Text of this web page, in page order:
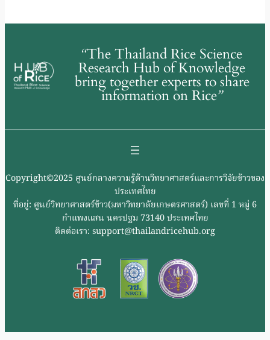
“The Thailand Rice Science
Research Hub of Knowledge
bring together experts to share
information on Rice”
Copyright©2025 ศูนย์กลางความรู้ด้านวิทยาศาสตร์และการวิจัยข้าวของ
ประเทศไทย
ที่อยู่: ศูนย์วิทยาศาสตร์ข้าว(มหาวิทยาลัยเกษตรศาสตร์) เลขที่ 1 หมู่ 6
กำแพงแสน นครปฐม 73140 ประเทศไทย
ติดต่อเรา: support@thailandricehub.org